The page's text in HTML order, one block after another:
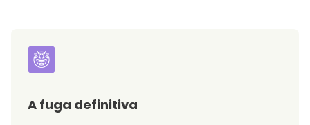
A fuga definitiva